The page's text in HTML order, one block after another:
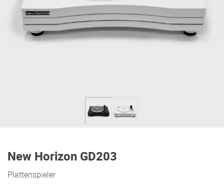
New Horizon GD203
Plattenspieler